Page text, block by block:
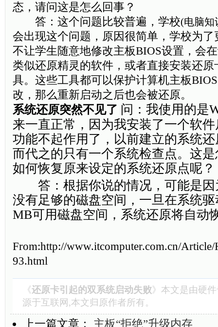
态，请问这是怎么回事？
答：这个问题比较普遍，学校(电脑知
会出现这个问题，原因很简单，学校为
不让学生随意地修改主板BIOS设置，会
类似还原精灵的软件，或者直接安装还
具。这些工具都可以保护计算机主板
改，那么重新启动之后也会被还原。
系统还原突然不见了 问：我使用的是
来一直正常，因为我安装了一个软
功能不起作用了，以前建立的系统
而代之的只有一个系统检查点。这
如何恢复原来设定的系统还原点呢？
答：根据你说的情况，可能是因
没有足够的磁盘空间，一旦在系统
MB可用磁盘空间，系统还原将自动
From:http://www.itcomputer.com.cn/Article/
93.html
《还原卡引起的双系统启动失败》本文是由硬
源于互联网,本文归原作者所有。
上一篇文章： 主板“拒绝”升级内存